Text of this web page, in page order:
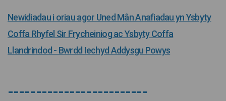
Newidiadau i oriau agor Uned Mân Anafiadau yn Ysbyty
Coffa Rhyfel Sir Frycheiniog ac Ysbyty Coffa
Llandrindod - Bwrdd Iechyd Addysgu Powys(Dolen
-------------------------